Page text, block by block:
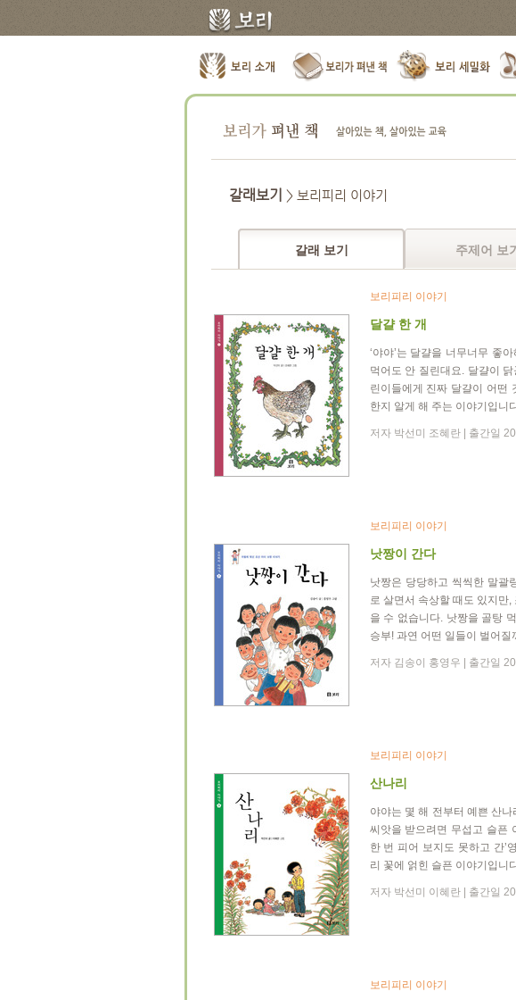
갈래보기 > 보리피리 이야기
갈래 보기 주제어 보기
보리피리 이야기
달걀 한 개
‘야야’는 달걀을 너무너무 좋
먹어도 안 질린대요. 달걀이
린이들에게 진짜 달걀이 어떤
한지 알게 해 주는 이야기입니
저자 박선미 조혜란 | 출간일
보리피리 이야기
낫짱이 간다
낫짱은 당당하고 씩씩한 말괄
로 살면서 속상할 때도 있지만
을 수 없습니다. 낫짱을 골탕
승부! 과연 어떤 일들이 벌어질
저자 김송이 홍영우 | 출간일
보리피리 이야기
산나리
야야는 몇 해 전부터 예쁜 산
씨앗을 받으려면 무섭고 슬픈
한 번 피어 보지도 못하고 간’
리 꽃에 얽힌 슬픈 이야기입니
저자 박선미 이혜란 | 출간일
보리피리 이야기